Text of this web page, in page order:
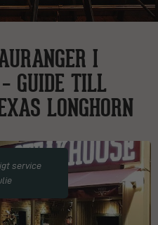
I
GUIDE TILL
LONGHORN
service